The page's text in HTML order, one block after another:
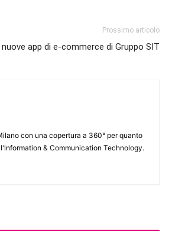
Prossimo articolo
nuove app di e-commerce di Gruppo SIT
con una copertura a 360° per quanto
& Communication Technology.